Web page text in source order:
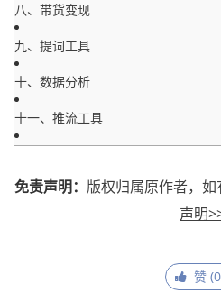
八、带货变现
九、提词工具
十、数据分析
十一、推流工具
免责声明： 版权归属原作者，如
声明
赞 (0